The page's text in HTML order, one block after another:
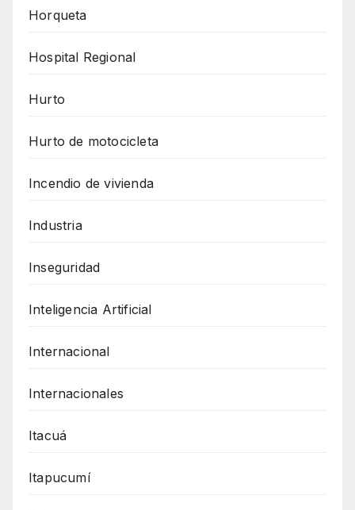
Horqueta
Hospital Regional
Hurto
Hurto de motocicleta
Incendio de vivienda
Industria
Inseguridad
Inteligencia Artificial
Internacional
Internacionales
Itacuá
Itapucumí